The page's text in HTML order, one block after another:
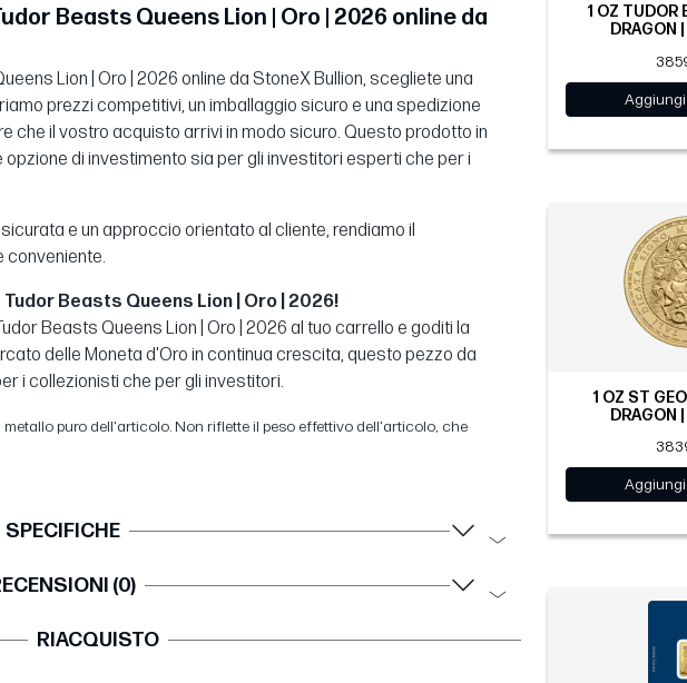
Beasts Queens Lion | Oro | 2026 online da
Lion | Oro | 2026 online da StoneX Bullion, scegliete una
prezzi competitivi, un imballaggio sicuro e una spedizione
che il vostro acquisto arrivi in modo sicuro. Questo prodotto in
opzione di investimento sia per gli investitori esperti che per i
e un approccio orientato al cliente, rendiamo il
conveniente.
Beasts Queens Lion | Oro | 2026!
Beasts Queens Lion | Oro | 2026 al tuo carrello e goditi la
delle Moneta d'Oro in continua crescita, questo pezzo da
i collezionisti che per gli investitori.
puro dell'articolo. Non riflette il peso effettivo dell'articolo, che
SPECIFICHE
(0)
RIACQUISTO
1 OZ TUDOR
DRAGON
1 OZ ST
DRAGON